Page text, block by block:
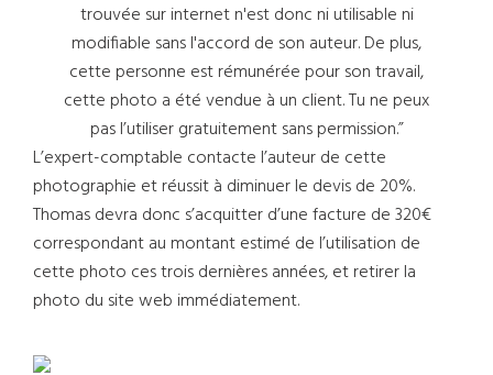
trouvée sur internet n'est donc ni utilisable ni
modifiable sans l'accord de son auteur. De plus,
cette personne est rémunérée pour son travail,
cette photo a été vendue à un client. Tu ne peux
pas l’utiliser gratuitement sans permission.”
L’expert-comptable contacte l’auteur de cette
photographie et réussit à diminuer le devis de 20%.
Thomas devra donc s’acquitter d’une facture de 320€
correspondant au montant estimé de l’utilisation de
cette photo ces trois dernières années, et retirer la
photo du site web immédiatement.